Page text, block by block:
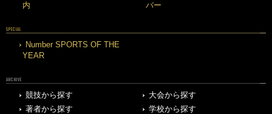
内
バー
SPECIAL
Number SPORTS OF THE
YEAR
ARCHIVE
競技から探す
大会から探す
著者から探す
学校から探す